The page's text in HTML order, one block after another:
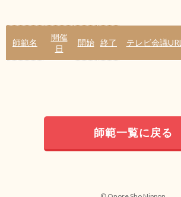
師範名
開催
日
開始 終了 テレビ会議URL
師範一覧に戻る